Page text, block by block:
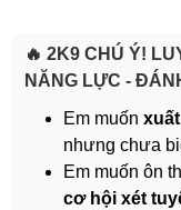
🔥 2K9 CHÚ Ý!
NĂNG LỰC -
Em muốn
nhưng chưa
Em muốn ôn
cơ hội xét